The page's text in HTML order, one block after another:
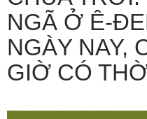
NGÃ Ở Ê-
NGÀY NAY,
GIỜ CÓ